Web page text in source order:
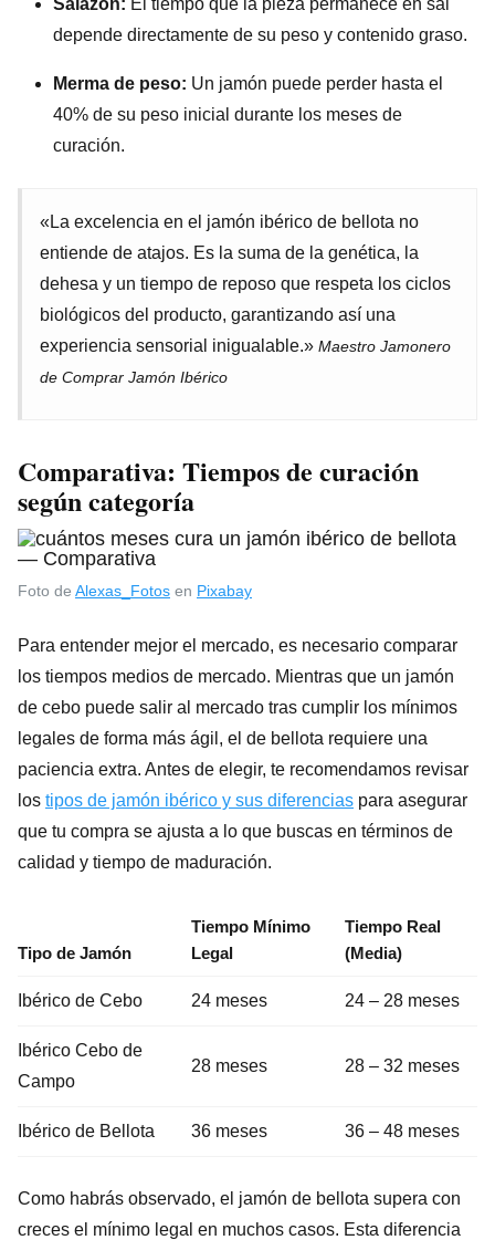
depende directamente de su peso y contenido graso.
Merma de peso: Un jamón puede perder hasta el
40% de su peso inicial durante los meses de
curación.
«La excelencia en el jamón ibérico de bellota no
entiende de atajos. Es la suma de la genética, la
dehesa y un tiempo de reposo que respeta los ciclos
biológicos del producto, garantizando así una
experiencia sensorial inigualable.» Maestro Jamonero
de Comprar Jamón Ibérico
Comparativa: Tiempos de curación
según categoría
Foto de Alexas_Fotos en Pixabay
Para entender mejor el mercado, es necesario comparar
los tiempos medios de mercado. Mientras que un jamón
de cebo puede salir al mercado tras cumplir los mínimos
legales de forma más ágil, el de bellota requiere una
paciencia extra. Antes de elegir, te recomendamos revisar
los tipos de jamón ibérico y sus diferencias para asegurar
que tu compra se ajusta a lo que buscas en términos de
calidad y tiempo de maduración.
Tipo de Jamón
Tiempo Mínimo
Legal
Tiempo Real
(Media)
Ibérico de Cebo 24 meses 24 – 28 meses
Ibérico Cebo de
Campo
28 meses 28 – 32 meses
Ibérico de Bellota 36 meses 36 – 48 meses
Como habrás observado, el jamón de bellota supera con
creces el mínimo legal en muchos casos. Esta diferencia